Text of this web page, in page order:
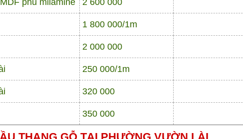
phủ milamine 2 600 000
1 800 000/1m
2 000 000
250 000/1m
320 000
350 000